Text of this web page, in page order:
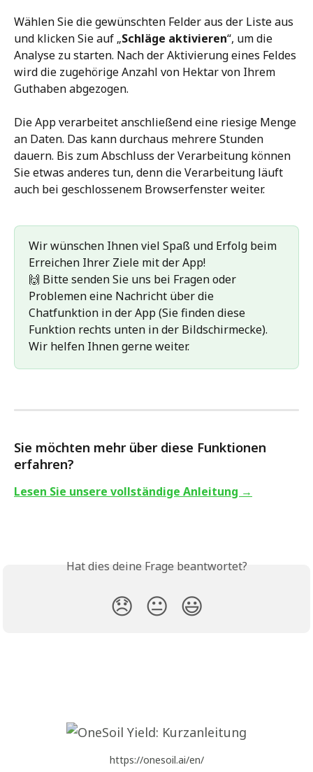
Wählen Sie die gewünschten Felder aus der Liste aus
und klicken Sie auf „Schläge aktivieren“, um die
Analyse zu starten. Nach der Aktivierung eines Feldes
wird die zugehörige Anzahl von Hektar von Ihrem
Guthaben abgezogen.
Die App verarbeitet anschließend eine riesige Menge
an Daten. Das kann durchaus mehrere Stunden
dauern. Bis zum Abschluss der Verarbeitung können
Sie etwas anderes tun, denn die Verarbeitung läuft
auch bei geschlossenem Browserfenster weiter.
Wir wünschen Ihnen viel Spaß und Erfolg beim
Erreichen Ihrer Ziele mit der App!
🙌 Bitte senden Sie uns bei Fragen oder
Problemen eine Nachricht über die
Chatfunktion in der App (Sie finden diese
Funktion rechts unten in der Bildschirmecke).
Wir helfen Ihnen gerne weiter.
Sie möchten mehr über diese Funktionen
erfahren?
Lesen Sie unsere vollständige Anleitung →
Hat dies deine Frage beantwortet?
😞 😐 😃
https://onesoil.ai/en/